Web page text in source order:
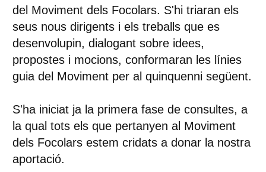
del Moviment dels Focolars. S'hi triaran els
seus nous dirigents i els treballs que es
desenvolupin, dialogant sobre idees,
propostes i mocions, conformaran les línies
guia del Moviment per al quinquenni següent.
S'ha iniciat ja la primera fase de consultes, a
la qual tots els que pertanyen al Moviment
dels Focolars estem cridats a donar la nostra
aportació.